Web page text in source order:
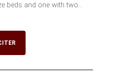
beds and one with two...